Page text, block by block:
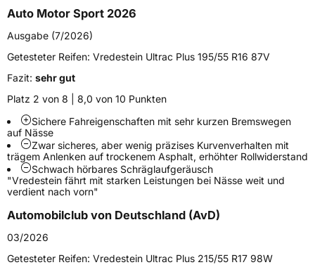
Fahrzeugtyp PKW
Verwendung Sommerreifen
Modellname Ultrac Plus
Fahrzeugart
Weitere Eigenschaften
SchlauchtypTL
ZustandNeureifen
Verstärkt XL
Felgenschutz
Auto Motor Sport 2026
Ausgabe (7/2026)
Getesteter Reifen: Vredestein Ultrac Plus 195/55 R16 87V
Fazit: sehr gut
Platz 2 von 8 | 8,0 von 10 Punkten
Sichere Fahreigenschaften mit sehr kurzen Bremswegen
auf Nässe
Zwar sicheres, aber wenig präzises Kurvenverhalten mit
trägem Anlenken auf trockenem Asphalt, erhöhter Rollwiderstand
Schwach hörbares Schräglaufgeräusch
"Vredestein fährt mit starken Leistungen bei Nässe weit und
verdient nach vorn"
Automobilclub von Deutschland (AvD)
03/2026
Getesteter Reifen: Vredestein Ultrac Plus 215/55 R17 98W